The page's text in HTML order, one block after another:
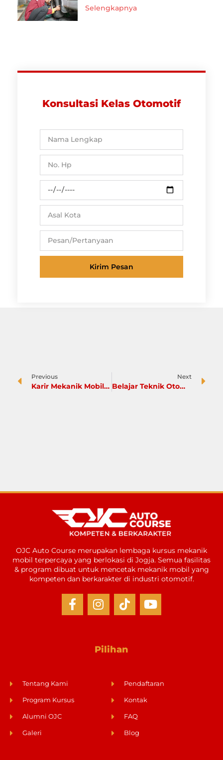
Selengkapnya
Konsultasi Kelas Otomotif
Kirim Pesan
Previous
Karir Mekanik Mobil di Masa Depan, Menjanjikan kah?
Next
Belajar Teknik Otomotif Mobil dari Nol
OJC Auto Course merupakan lembaga kursus mekanik
mobil terpercaya yang berlokasi di Jogja. Semua fasilitas
& program dibuat untuk mencetak mekanik mobil yang
kompeten dan berkarakter di industri otomotif.
Pilihan
Tentang Kami
Program Kursus
Alumni OJC
Galeri
Pendaftaran
Kontak
FAQ
Blog